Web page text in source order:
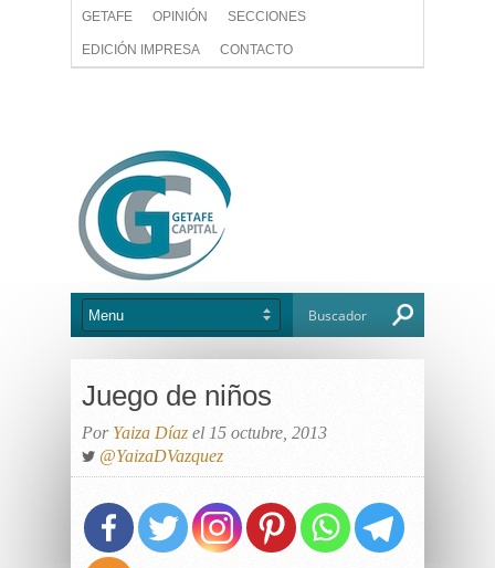
GETAFE OPINIÓN SECCIONES
EDICIÓN IMPRESA CONTACTO
Juego de niños
Por Yaiza Díaz el 15 octubre, 2013
@YaizaDVazquez